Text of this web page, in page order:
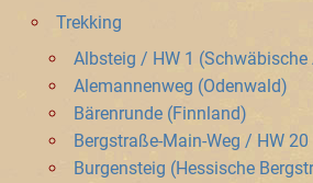
Trekking
Albsteig / HW 1 (Schwäbische
Alemannenweg (Odenwald)
Bärenrunde (Finnland)
Bergstraße-Main-Weg / HW
Burgensteig (Hessische